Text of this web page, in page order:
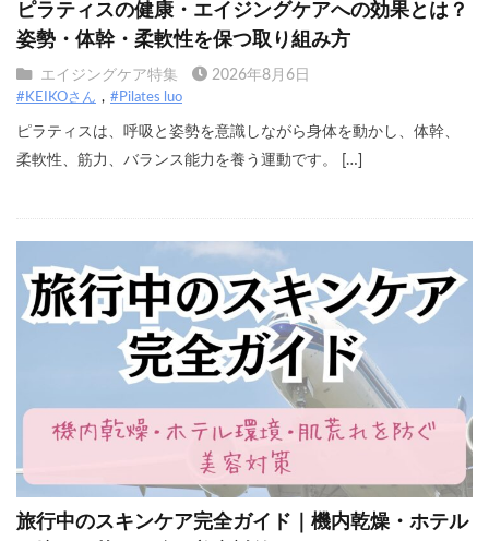
ピラティスの健康・エイジングケアへの効果とは？
姿勢・体幹・柔軟性を保つ取り組み方
エイジングケア特集 2026年8月6日
#KEIKOさん #Pilates luo
ピラティスは、呼吸と姿勢を意識しながら身体を動かし、体幹、
柔軟性、筋力、バランス能力を養う運動です。 […]
旅行中のスキンケア完全ガイド｜機内乾燥・ホテル